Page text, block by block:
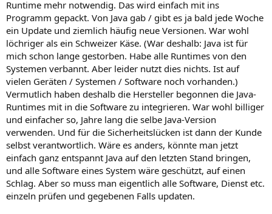
Runtime mehr notwendig. Das wird einfach mit ins
Programm gepackt. Von Java gab / gibt es ja bald jede Woche
ein Update und ziemlich häufig neue Versionen. War wohl
löchriger als ein Schweizer Käse. (War deshalb: Java ist für
mich schon lange gestorben. Habe alle Runtimes von den
Systemen verbannt. Aber leider nutzt dies nichts. Ist auf
vielen Geräten / Systemen / Software noch vorhanden.)
Vermutlich haben deshalb die Hersteller begonnen die Java-
Runtimes mit in die Software zu integrieren. War wohl billiger
und einfacher so, Jahre lang die selbe Java-Version
verwenden. Und für die Sicherheitslücken ist dann der Kunde
selbst verantwortlich. Wäre es anders, könnte man jetzt
einfach ganz entspannt Java auf den letzten Stand bringen,
und alle Software eines System wäre geschützt, auf einen
Schlag. Aber so muss man eigentlich alle Software, Dienst etc.
einzeln prüfen und gegebenen Falls updaten.